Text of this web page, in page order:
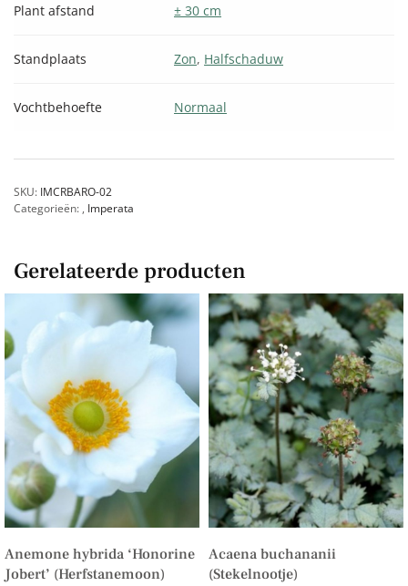
Plant afstand ± 30 cm
Standplaats Zon, Halfschaduw
Vochtbehoefte Normaal
SKU: IMCRBARO-02
Categorieën: , Imperata
Gerelateerde producten
Anemone hybrida ‘Honorine
Jobert’ (Herfstanemoon)
Acaena buchananii
(Stekelnootje)